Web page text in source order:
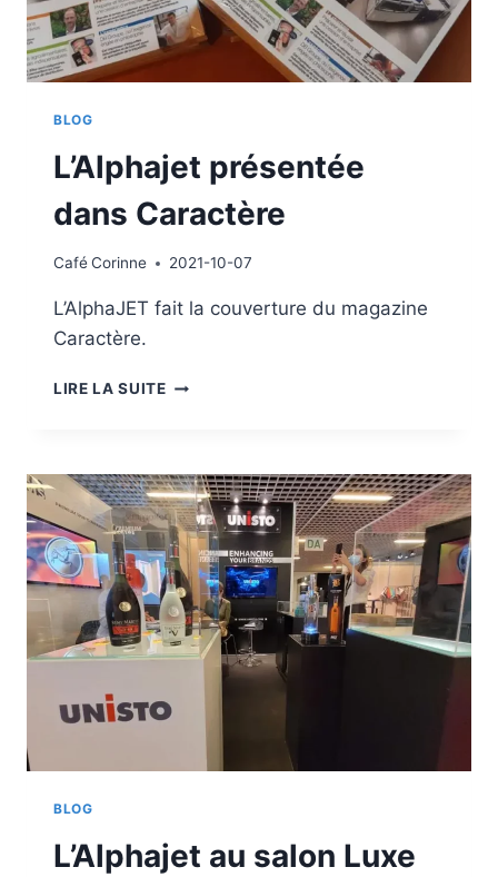
BLOG
L’Alphajet présentée
dans Caractère
CaféCorinne 2021-10-07
L’AlphaJET fait la couverture du magazine
Caractère.
LIRE LA SUITEL’ALPHAJET
BLOG
L’Alphajet au salon Luxe